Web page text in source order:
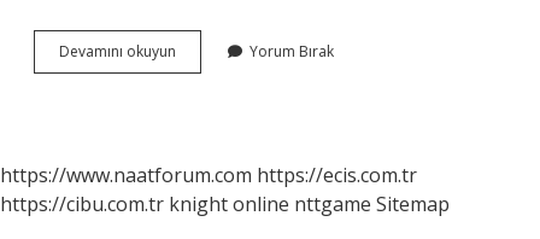
Devamını okuyun
Yapmazsak
Yorum Bırak
https://www.naatforum.com https://ecis.com.tr
https://cibu.com.tr knight online nttgame Sitemap